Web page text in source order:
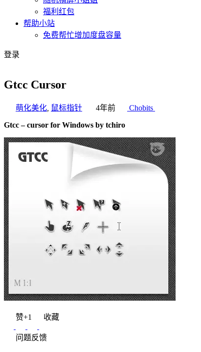
福利红包
帮助小站
免费帮忙增加度盘容量
登录
Gtcc Cursor
萌化美化 鼠标指针 4年前 Chobits
Gtcc – cursor for Windows by tchiro
赞+1 收藏
问题反馈